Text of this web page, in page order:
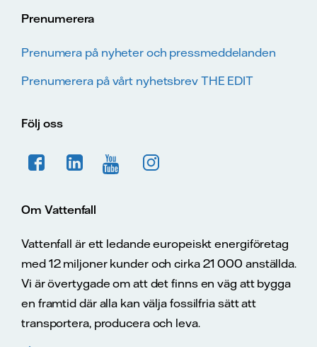
Prenumerera
Prenumera på nyheter och pressmeddelanden
Prenumerera på vårt nyhetsbrev THE EDIT
Följ oss
Om Vattenfall
Vattenfall är ett ledande europeiskt energiföretag
med 12 miljoner kunder och cirka 21 000 anställda.
Vi är övertygade om att det finns en väg att bygga
en framtid där alla kan välja fossilfria sätt att
transportera, producera och leva.